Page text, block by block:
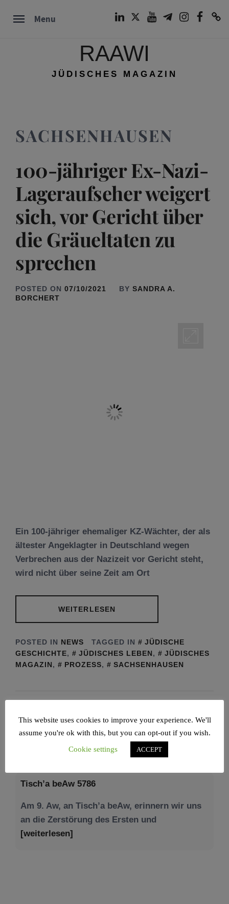
Menu
RAAWI
JÜDISCHES MAGAZIN
SACHSENHAUSEN
100-jähriger Ex-Nazi-
Lageraufseher weigert
sich, vor Gericht über
die Gräueltaten zu
sprechen
POSTED ON 07/10/2021 BY SANDRA A.
BORCHERT
Ein 100-jähriger ehemaliger KZ-Wächter, der als
ältester Angeklagter in Deutschland wegen
Verbrechen aus der Nazizeit vor Gericht steht,
wird nicht über seine Zeit am Ort
WEITERLESEN
POSTED IN NEWS TAGGED IN
JÜDISCHE
GESCHICHTE, JÜDISCHES LEBEN,
JÜDISCHES
MAGAZIN, PROZESS, SACHSENHAUSEN
NEWS – JÜDISCHE UNION
Tisch’a beAw 5786
an die Zerstörung des Ersten und
[weiterlesen]
This website uses cookies to improve your experience. We'll
assume you're ok with this, but you can opt-out if you wish.
Cookie settings
ACCEPT